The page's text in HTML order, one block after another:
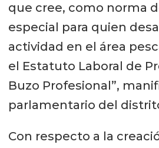
que cree, como norma
especial para quien
actividad en el área
el Estatuto Laboral de
Buzo Profesional”,
parlamentario del
Con respecto a la